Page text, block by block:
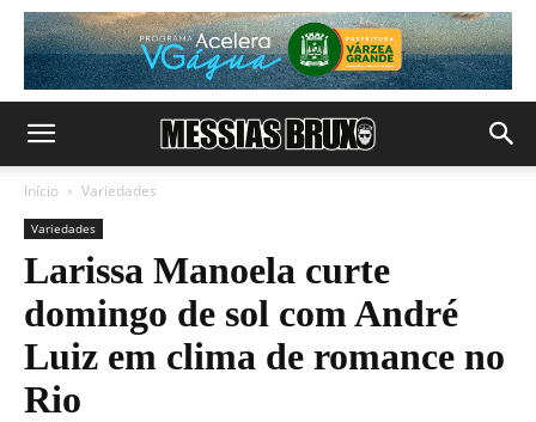
Início Variedades
Variedades
Larissa Manoela curte
domingo de sol com André
Luiz em clima de romance no
Rio